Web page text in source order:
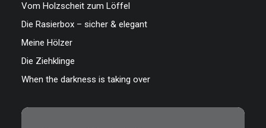
Vom Holzscheit zum Löffel
Die Rasierbox – sicher & elegant
Meine Hölzer
Die Ziehklinge
When the darkness is taking over